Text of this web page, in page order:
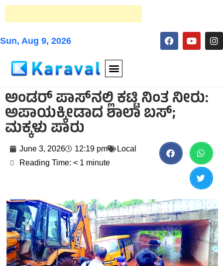
Sun, Aug 9, 2026
ಅಂಡರ್ ಪಾಸ್‌ನಲ್ಲಿ ಕಟ್ಟಿ ನಿಂತ ನೀರು:
ಅಪಾಯಕ್ಕೀಡಾದ ಶಾಲಾ ಬಸ್;
ಮಕ್ಕಳು ಪಾರು
June 3, 2026 12:19 pm
Local
Reading Time: < 1 minute